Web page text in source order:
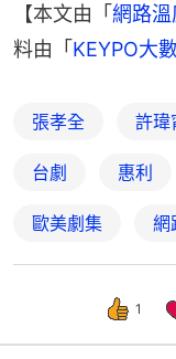
【本文由「網路
料由「KEYPO大
張孝全 許瑋
台劇 惠利
歐美劇集 網
1